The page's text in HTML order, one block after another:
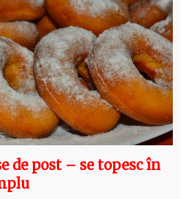
de post – se topesc în